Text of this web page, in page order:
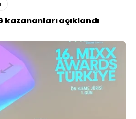
kazananları açıklandı